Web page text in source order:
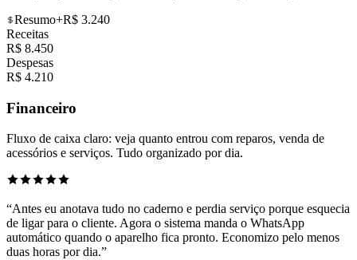
Resumo+R$ 3.240
Receitas
R$ 8.450
Despesas
R$ 4.210
Financeiro
Fluxo de caixa claro: veja quanto entrou com reparos, venda de
acessórios e serviços. Tudo organizado por dia.
“Antes eu anotava tudo no caderno e perdia serviço porque esquecia
de ligar para o cliente. Agora o sistema manda o WhatsApp
automático quando o aparelho fica pronto. Economizo pelo menos
duas horas por dia.”